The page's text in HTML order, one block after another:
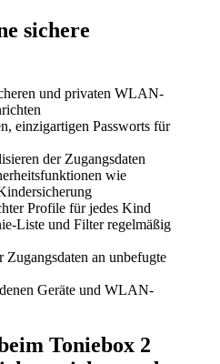
sichere
und privaten WLAN-
einzigartigen Passworts für
der Zugangsdaten
wie
Profile für jedes Kind
Liste und Filter regelmäßig
Zugangsdaten an unbefugte
Geräte und WLAN-
Toniebox 2